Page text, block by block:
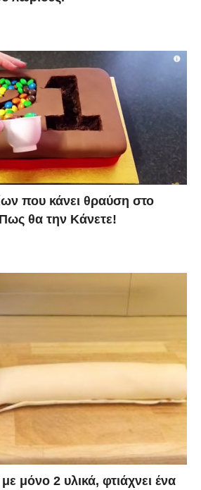
που κάνει θραύση στο
Πως θα την Κάνετε!
μόνο 2 υλικά, φτιάχνει ένα